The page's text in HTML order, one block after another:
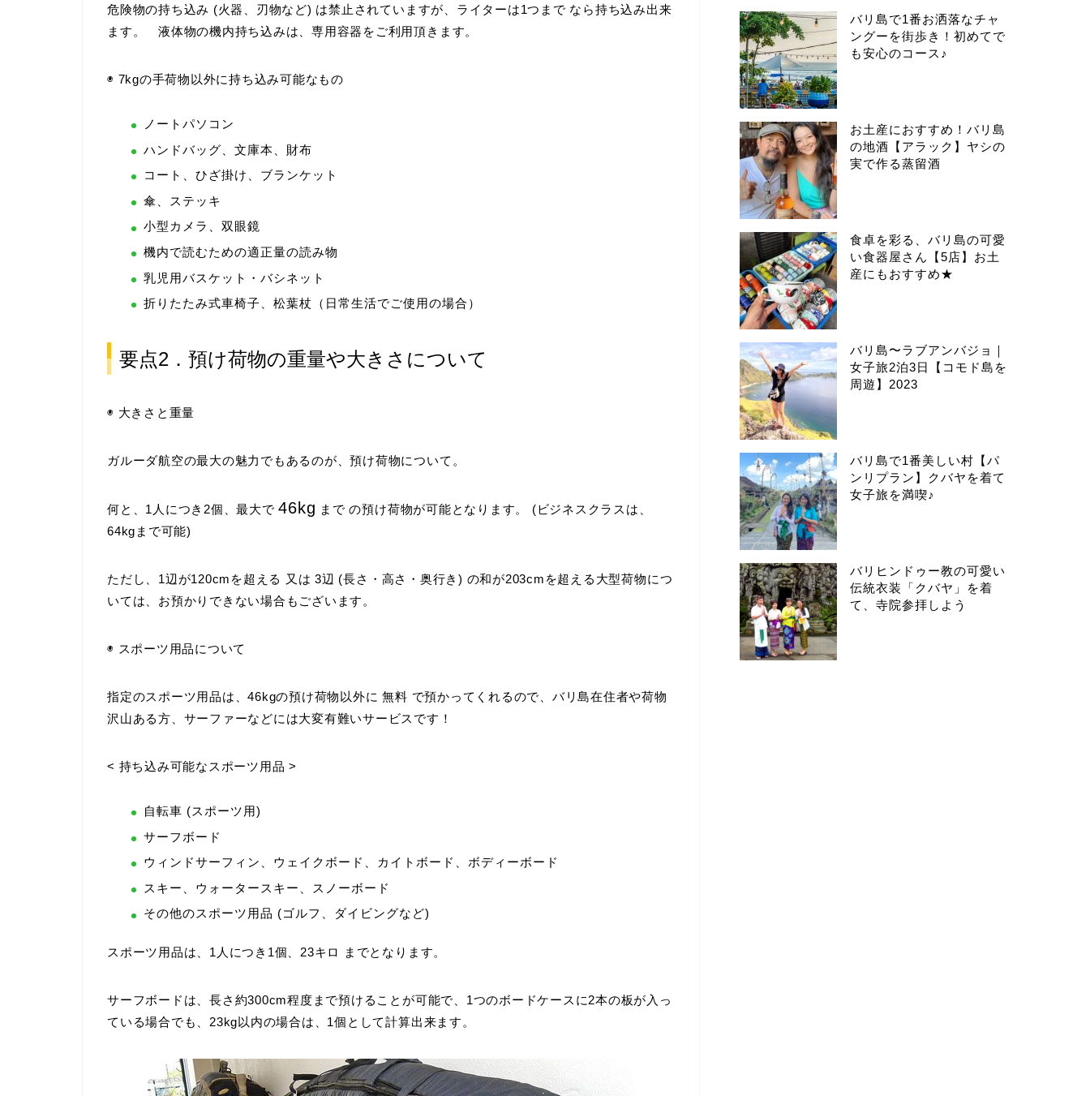
危険物の持ち込み (火器、刃物など) は禁止されていますが、 ライターは1つまで なら持ち込み出来
ます。 液体物の機内持ち込みは、専用容器をご利用頂きます。
◉ 7kgの手荷物以外に持ち込み可能なもの
ノートパソコン
ハンドバッグ、文庫本、財布
コート、ひざ掛け、ブランケット
傘、ステッキ
小型カメラ、双眼鏡
機内で読むための適正量の読み物
乳児用バスケット・バシネット
折りたたみ式車椅子、松葉杖（日常生活でご使用の場合）
要点2．預け荷物の重量や大きさについて
◉ 大きさと重量
ガルーダ航空の最大の魅力でもあるのが、預け荷物について。
何と、 1人につき2個、最大で46kg まで の預け荷物が可能となります。 (ビジネスクラスは、
64kgまで可能)
ただし、1辺が120cmを超える 又は 3辺 (長さ・高さ・奥行き) の和が203cmを超える大型荷物につ
いては、お預かりできない場合もございます。
◉ スポーツ用品について
指定のスポーツ用品は、46kgの預け荷物以外に無料 で預かってくれるので、バリ島在住者や荷物
沢山ある方、サーファーなどには大変有難いサービスです！
< 持ち込み可能なスポーツ用品 >
自転車 (スポーツ用)
サーフボード
ウィンドサーフィン、ウェイクボード、カイトボード、ボディーボード
スキー、ウォータースキー、スノーボード
その他のスポーツ用品 (ゴルフ、ダイビングなど)
スポーツ用品は、 1人につき1個、23キロ までとなります。
サーフボードは、長さ約300cm程度まで預けることが可能で、1つのボードケースに2本の板が入っ
ている場合でも、23kg以内の場合は、1個として計算出来ます。
バリ島で1番お洒落なチャ
ングーを街歩き！初めてで
も安心のコース♪
お土産におすすめ！バリ島
の地酒【アラック】ヤシの
実で作る蒸留酒
食卓を彩る、バリ島の可愛
い食器屋さん【5店】お土
産にもおすすめ★
バリ島〜ラブアンバジョ｜
女子旅2泊3日【コモド島を
周遊】2023
バリ島で1番美しい村【パ
ンリプラン】クバヤを着て
女子旅を満喫♪
バリヒンドゥー教の可愛い
伝統衣装「クバヤ」を着
て、寺院参拝しよう